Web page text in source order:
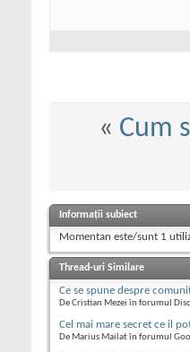
« Cum
Informații subiect
Momentan este/sunt 1
Thread-uri Similare
Ce se spune despre
De Cristian Mezei în forumul
Cel mai mare secret ce il
De Marius Mailat în forumul